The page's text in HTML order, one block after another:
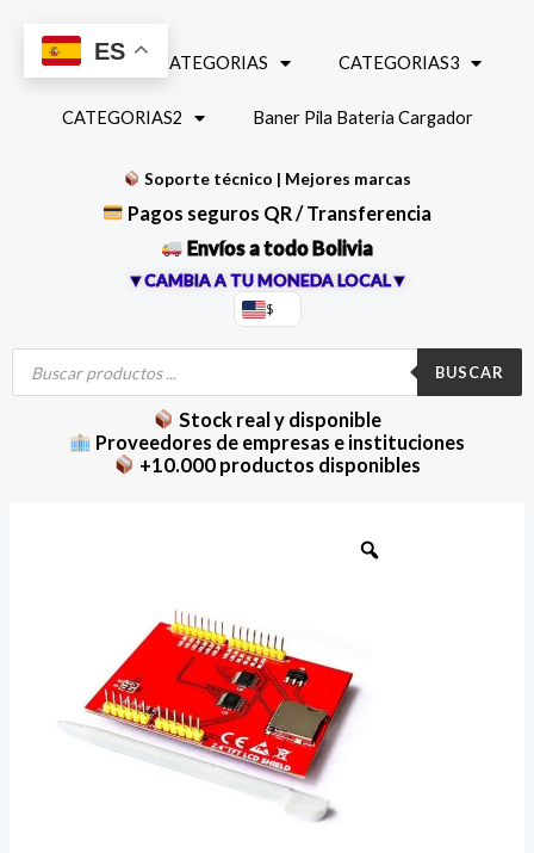
contenido
INICIO CATEGORIAS CATEGORIAS3
CATEGORIAS2 Baner Pila Bateria Cargador
Soporte técnico | Mejores marcas
Pagos seguros QR / Transferencia
Envíos a todo Bolivia
▼CAMBIA A TU MONEDA LOCAL▼
$
Búsqueda
productos
BUSCAR
Stock real y disponible
Proveedores de empresas e instituciones
+10.000 productos disponibles
ES